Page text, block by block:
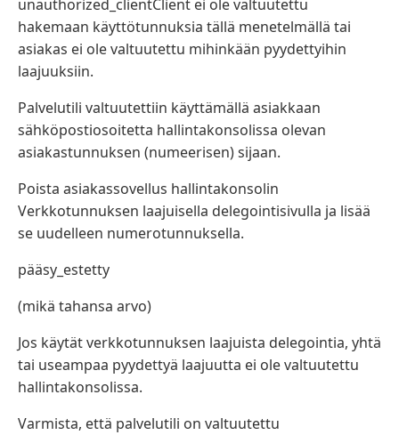
unauthorized_clientClient ei ole valtuutettu
hakemaan käyttötunnuksia tällä menetelmällä tai
asiakas ei ole valtuutettu mihinkään pyydettyihin
laajuuksiin.
Palvelutili valtuutettiin käyttämällä asiakkaan
sähköpostiosoitetta hallintakonsolissa olevan
asiakastunnuksen (numeerisen) sijaan.
Poista asiakassovellus hallintakonsolin
Verkkotunnuksen laajuisella delegointisivulla ja lisää
se uudelleen numerotunnuksella.
pääsy_estetty
(mikä tahansa arvo)
Jos käytät verkkotunnuksen laajuista delegointia, yhtä
tai useampaa pyydettyä laajuutta ei ole valtuutettu
hallintakonsolissa.
Varmista, että palvelutili on valtuutettu